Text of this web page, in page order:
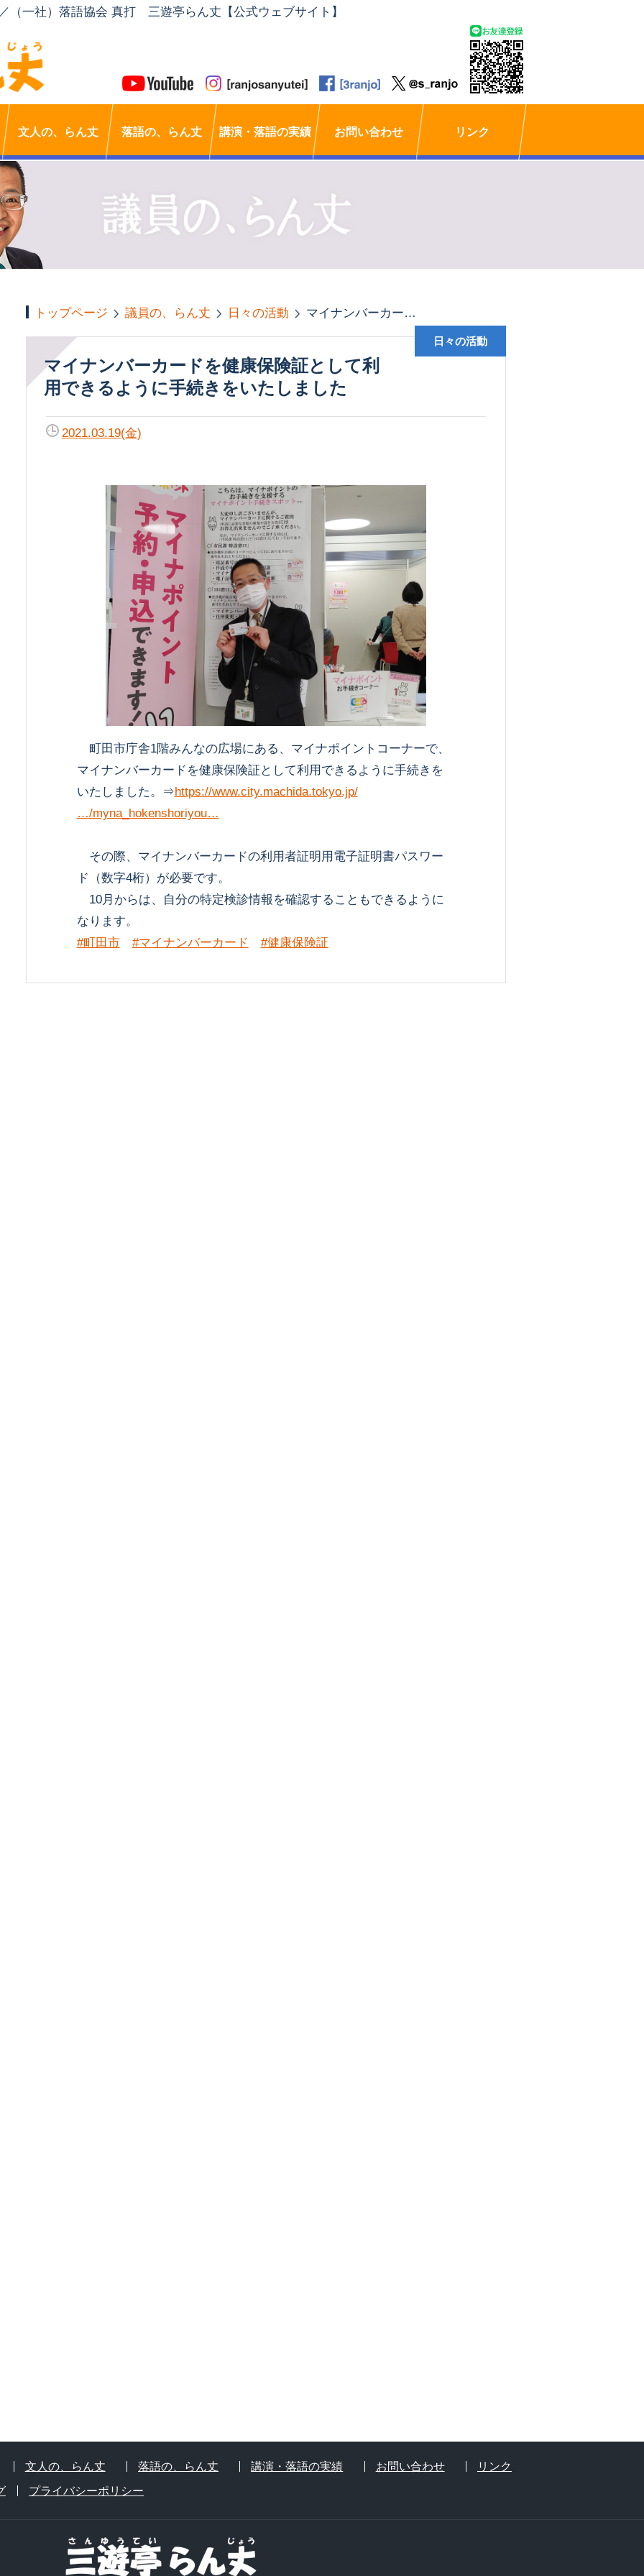
（一社）落語協会 真打 三遊亭らん丈【公式ウェブサイト】
文人の、らん丈 落語の、らん丈 講演・落語の実績 お問い合わせ リンク
トップページ 議員の、らん丈 日々の活動 マイナンバーカードを健康保険証として利用できるように手続きをいたしました
マイナンバーカードを健康保険証として利
用できるように手続きをいたしました
日々の活動
2021.03.19(金)
町田市庁舎1階みんなの広場にある、マイナポイントコーナーで、
マイナンバーカードを健康保険証として利用できるように手続きを
いたしました。⇒https://www.city.machida.tokyo.jp/
…/myna_hokenshoriyou…
その際、マイナンバーカードの利用者証明用電子証明書パスワー
ド（数字4桁）が必要です。
10月からは、自分の特定検診情報を確認することもできるように
なります。
#町田市
#マイナンバーカード #健康保険証
文人の、らん丈 落語の、らん丈 講演・落語の実績 お問い合わせ
リンク
プライバシーポリシー